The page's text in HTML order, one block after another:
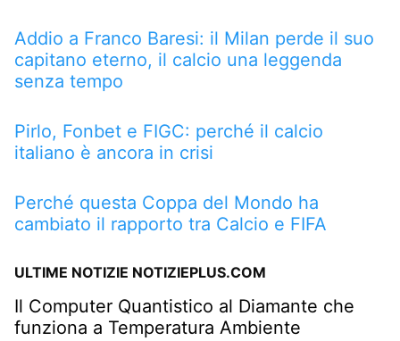
Addio a Franco Baresi: il Milan perde il suo
capitano eterno, il calcio una leggenda
senza tempo
Pirlo, Fonbet e FIGC: perché il calcio
italiano è ancora in crisi
Perché questa Coppa del Mondo ha
cambiato il rapporto tra Calcio e FIFA
ULTIME NOTIZIE NOTIZIEPLUS.COM
Il Computer Quantistico al Diamante che
funziona a Temperatura Ambiente